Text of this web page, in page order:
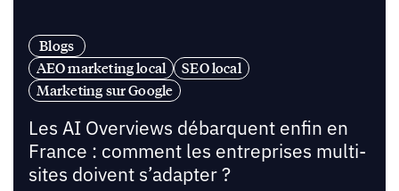
Blogs
AEO marketing local
SEO local
Marketing sur Google
Les AI Overviews débarquent enfin en
France : comment les entreprises multi-
sites doivent s’adapter ?